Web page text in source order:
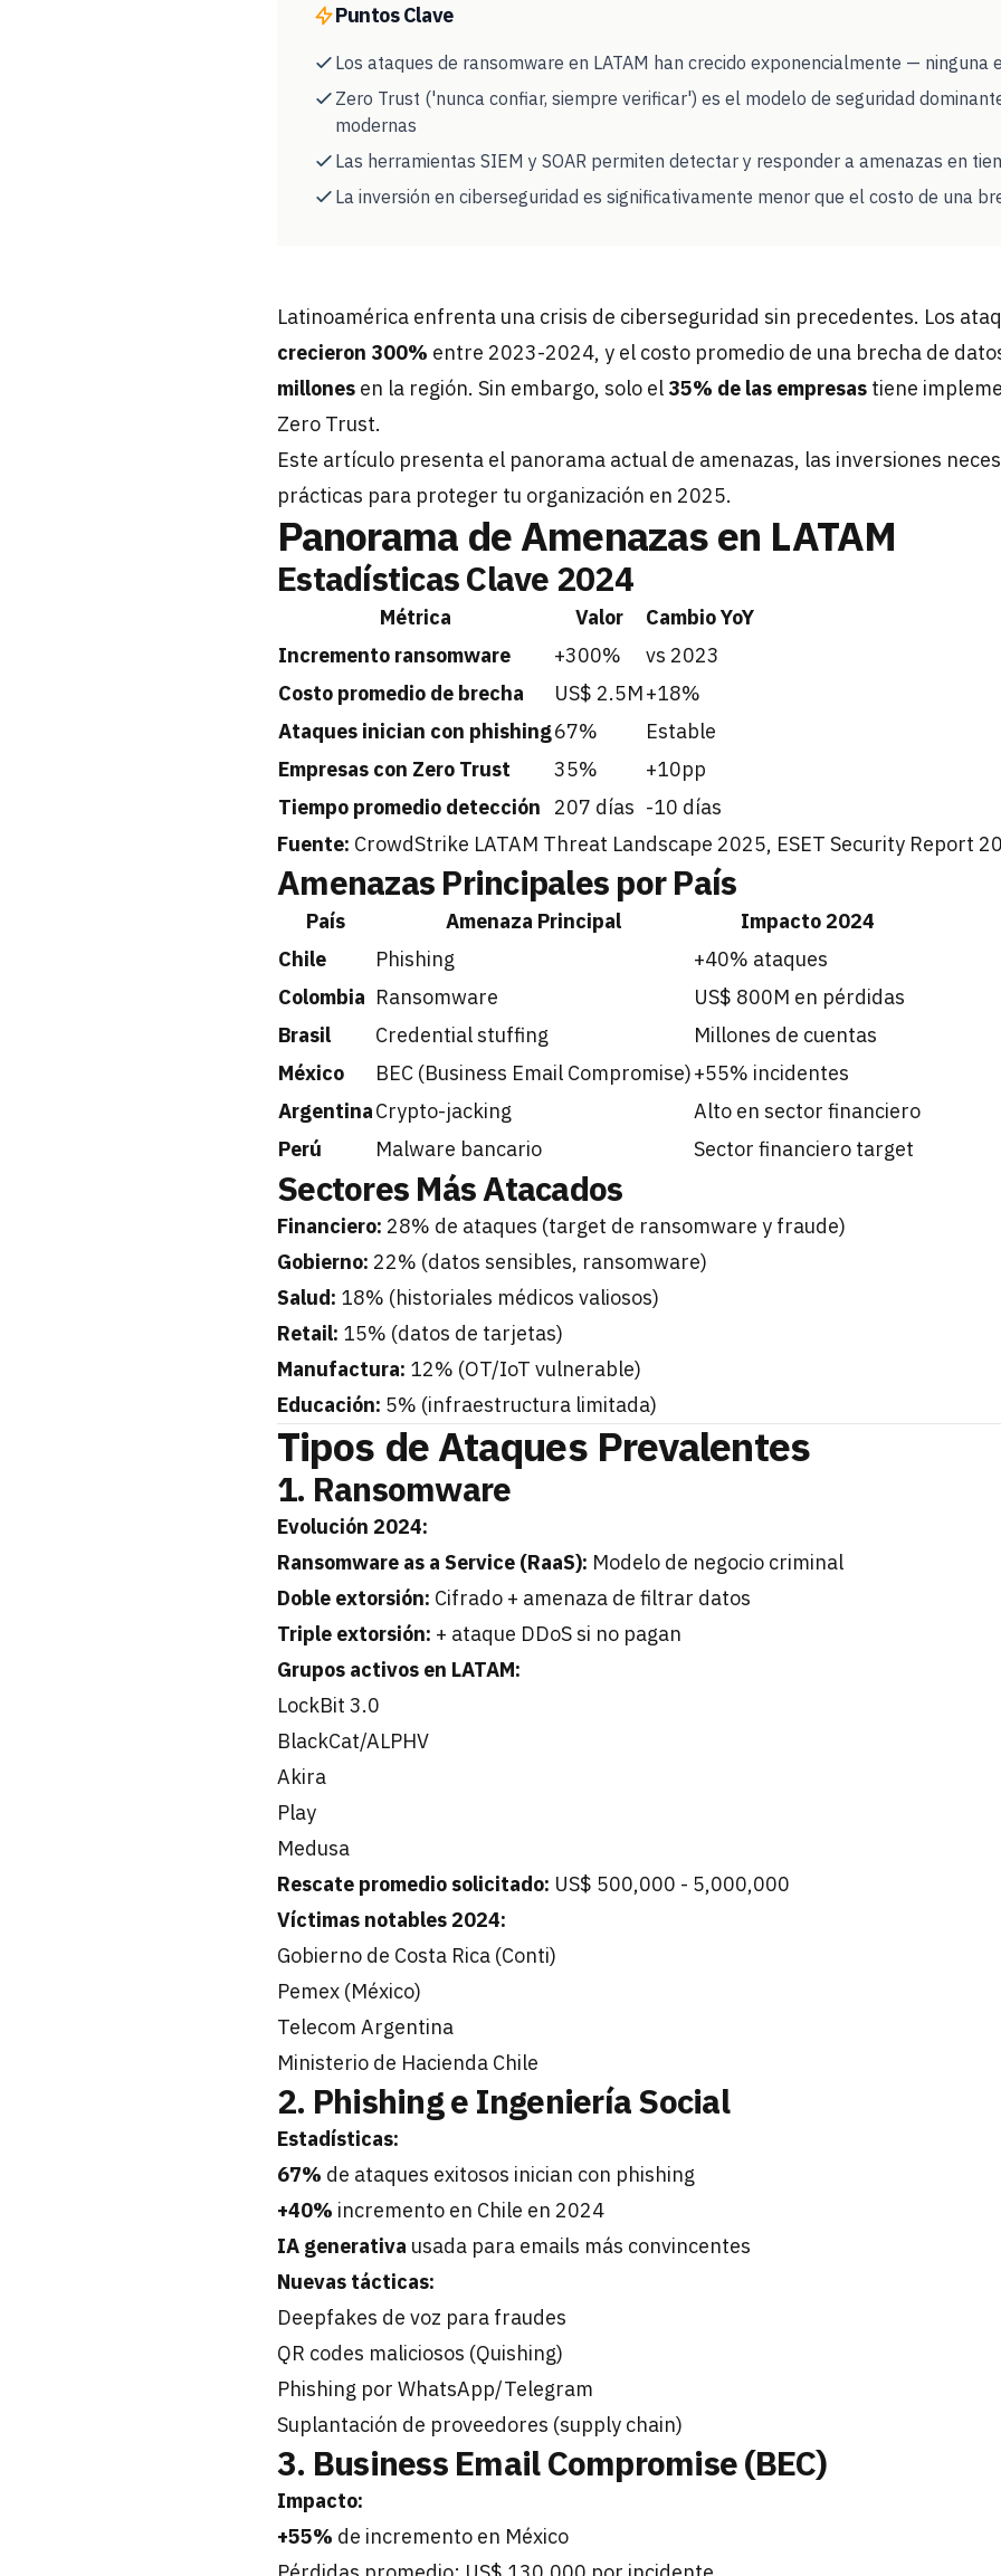
Puntos Clave
Los ataques de ransomware en LATAM han crecido exponencialmente — ninguna
Zero Trust ('nunca confiar, siempre verificar') es el modelo de seguridad
modernas
Las herramientas SIEM y SOAR permiten detectar y responder a amenazas en
La inversión en ciberseguridad es significativamente menor que el costo de una
Latinoamérica enfrenta una crisis de ciberseguridad sin precedentes. Los
crecieron 300% entre 2023-2024, y el costo promedio de una brecha de
millones en la región. Sin embargo, solo el 35% de las empresas tiene
Zero Trust.
Este artículo presenta el panorama actual de amenazas, las inversiones
prácticas para proteger tu organización en 2025.
Panorama de Amenazas en LATAM
Estadísticas Clave 2024
Métrica Valor
Cambio YoY
Incremento ransomware
+300%
vs 2023
Costo promedio de brecha
US$ 2.5M+18%
Ataques inician con phishing67%
Estable
Empresas con Zero Trust
35%
+10pp
Tiempo promedio detección
207 días -10 días
Fuente: CrowdStrike LATAM Threat Landscape 2025, ESET Security Report
Amenazas Principales por País
País Amenaza Principal
Impacto 2024
Chile
Phishing
+40% ataques
Colombia Ransomware
US$ 800M en pérdidas
Brasil
Credential stuffing
Millones de cuentas
México
BEC (Business Email Compromise)+55% incidentes
ArgentinaCrypto-jacking
Alto en sector financiero
Perú
Malware bancario Sector financiero target
Sectores Más Atacados
Financiero: 28% de ataques (target de ransomware y fraude)
Gobierno: 22% (datos sensibles, ransomware)
Salud: 18% (historiales médicos valiosos)
Retail: 15% (datos de tarjetas)
Manufactura: 12% (OT/IoT vulnerable)
Educación: 5% (infraestructura limitada)
Tipos de Ataques Prevalentes
1. Ransomware
Evolución 2024:
Ransomware as a Service (RaaS): Modelo de negocio criminal
Doble extorsión: Cifrado + amenaza de filtrar datos
Triple extorsión: + ataque DDoS si no pagan
Grupos activos en LATAM:
LockBit 3.0
BlackCat/ALPHV
Akira
Play
Medusa
Rescate promedio solicitado: US$ 500,000 - 5,000,000
Víctimas notables 2024:
Gobierno de Costa Rica (Conti)
Pemex (México)
Telecom Argentina
Ministerio de Hacienda Chile
2. Phishing e Ingeniería Social
Estadísticas:
67% de ataques exitosos inician con phishing
+40% incremento en Chile en 2024
IA generativa usada para emails más convincentes
Nuevas tácticas:
Deepfakes de voz para fraudes
QR codes maliciosos (Quishing)
Phishing por WhatsApp/Telegram
Suplantación de proveedores (supply chain)
3. Business Email Compromise (BEC)
Impacto:
+55% de incremento en México